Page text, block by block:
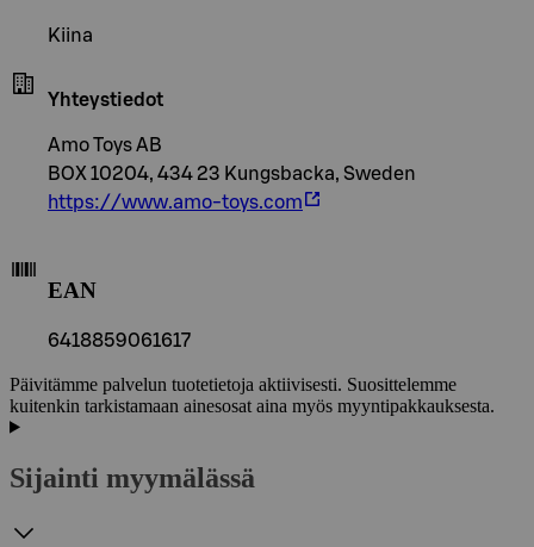
Kiina
Yhteystiedot
Amo Toys AB
BOX 10204, 434 23 Kungsbacka, Sweden
https://www.amo-toys.com
EAN
6418859061617
Päivitämme palvelun tuotetietoja aktiivisesti. Suosittelemme
kuitenkin tarkistamaan ainesosat aina myös myyntipakkauksesta.
Sijainti myymälässä